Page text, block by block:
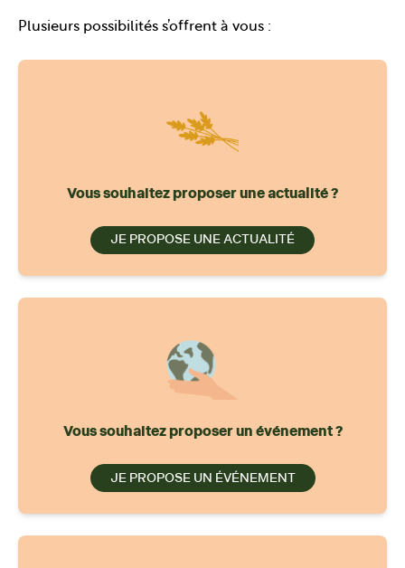
Plusieurs possibilités s’offrent à vous :
Vous souhaitez proposer une actualité ?
JE PROPOSE UNE ACTUALITÉ
Vous souhaitez proposer un événement ?
JE PROPOSE UN ÉVÉNEMENT